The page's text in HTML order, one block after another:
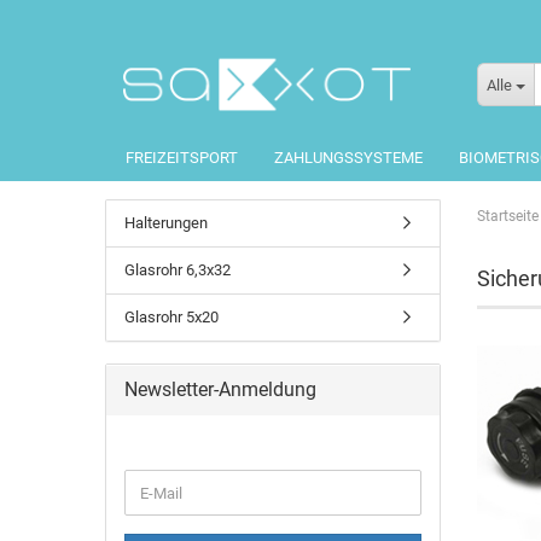
Alle
FREIZEITSPORT ZAHLUNGSSYSTEME
Startseite
Halterungen
Glasrohr 6,3x32
Glasrohr 5x20
Newsletter-Anmeldung